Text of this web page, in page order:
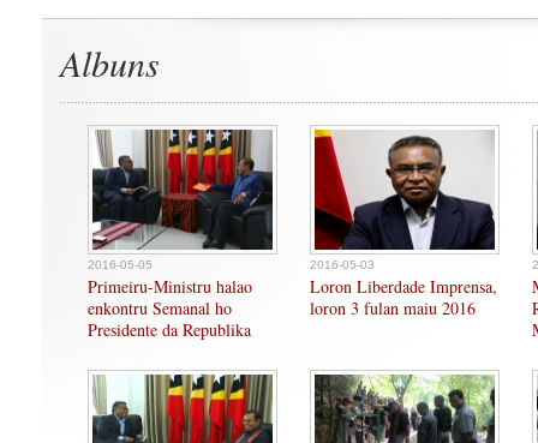
Albuns
2016-05-05
Primeiru-Ministru halao
enkontru Semanal ho
Presidente da Republika
2016-05-03
Loron Liberdade Imprensa,
loron 3 fulan maiu 2016